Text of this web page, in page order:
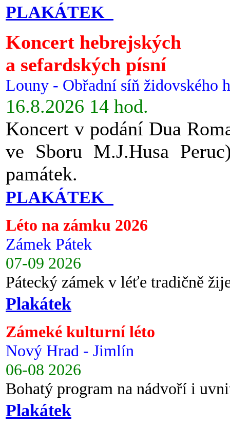
PLAKÁTEK
Koncert hebrejských
a sefardských písní
Louny - Obřadní síň židovského
16.8.2026 14 hod.
Koncert v podání Dua
ve Sboru M.J.Husa
památek.
PLAKÁTEK
Léto na zámku 2026
Zámek Pátek
07-09 2026
Pátecký zámek v léťe tradičně
Plakátek
Zámeké kulturní léto
Nový Hrad - Jimlín
06-08 2026
Bohatý program na nádvoří i
Plakátek